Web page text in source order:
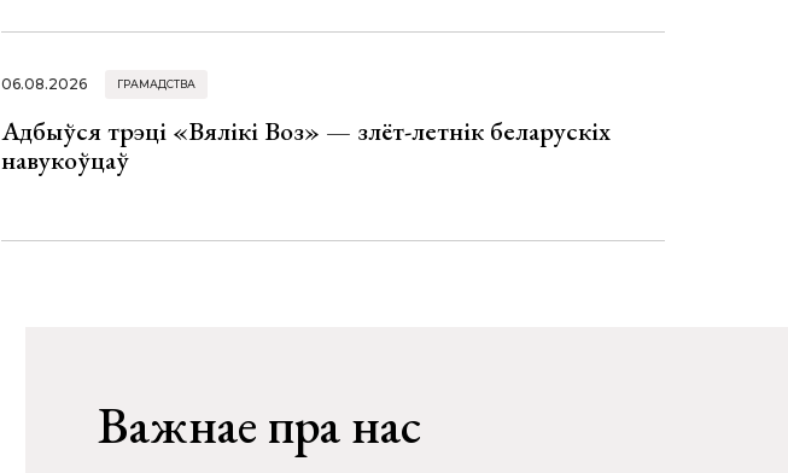
06.08.2026 ГРАМАДСТВА
Адбыўся трэці «Вялікі Воз» — злёт-летнік беларускіх
навукоўцаў
Важнае пра нас